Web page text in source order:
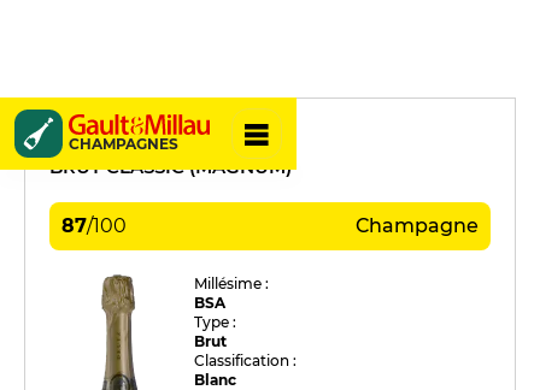
CHAMPAGNES
Deutz
BRUT CLASSIC (MAGNUM)
87/100 Champagne
Millésime :
BSA
Type :
Brut
Classification :
Blanc